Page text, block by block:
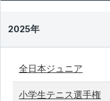
2025年
全日本ジュニア
小学生テニス選手権